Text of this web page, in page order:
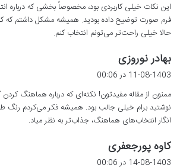
:
این نکات خیلی کاربردی بود، مخصوصاً بخشی که درباره
فرم صورت توضیح داده بودید. همیشه مشکل داشتم که
حالا خیلی راحت‌تر می‌تونم انتخاب کنم.
بهادر نوروزی
ف
:
11-08-1403 در 00:06
ممنون از مقاله مفیدتون! نکته‌ای که درباره هماهنگ
نوشتید برام خیلی جالب بود. همیشه فکر می‌کردم رنگ
انگار انتخاب‌های هماهنگ، جذاب‌تر به نظر میاد.
کاوه پورجعفری
ف
14-08-1403 در 00:06